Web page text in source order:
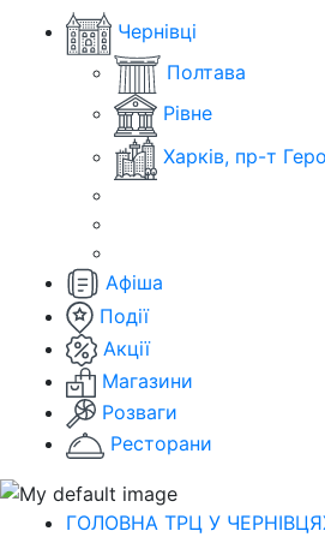
Чернівці
Полтава
Рівне
Харків, пр-т
Афіша
Події
Акції
Магазини
Розваги
Ресторани
ГОЛОВНА ТРЦ У